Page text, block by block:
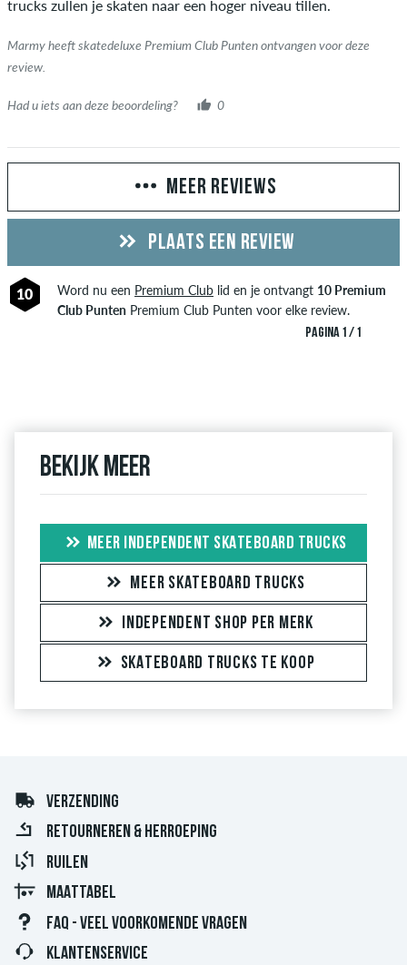
trucks zullen je skaten naar een hoger niveau tillen.
Marmy heeft skatedeluxe Premium Club Punten ontvangen voor deze
review.
Had u iets aan deze beoordeling? 0
PAGINA 1 / 1
MEER REVIEWS
PLAATS EEN REVIEW
10 Word nu een Premium Clublid en je ontvangt 10 Premium
Club PuntenPremium Club Punten voor elke review.
Bekijk meer
MEER INDEPENDENT SKATEBOARD TRUCKS
MEER SKATEBOARD TRUCKS
INDEPENDENT SHOP PER MERK
SKATEBOARD TRUCKS TE KOOP
VERZENDING
RETOURNEREN & HERROEPING
RUILEN
MAATTABEL
FAQ - VEEL VOORKOMENDE VRAGEN
KLANTENSERVICE